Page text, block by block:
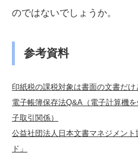
のではないでしょうか。
参考資料
印紙税の課税対象は書面の文書だ
電子帳簿保存法Q&A（電子計算機
子取引関係）
公益社団法人日本文書マネジメン
ド」